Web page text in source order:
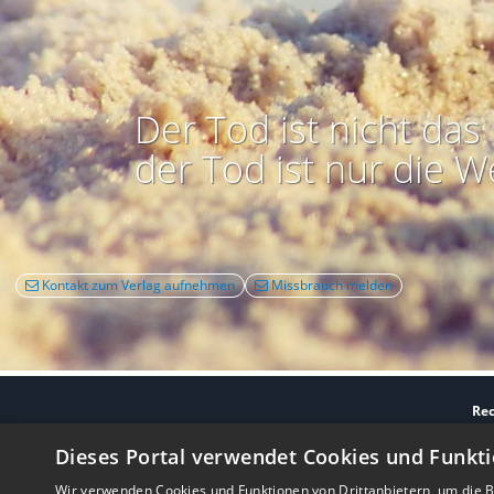
Der Tod ist nicht
der Tod ist nur die
Kontakt zum Verlag aufnehmen Missbrauch melden
Dieses Portal verwendet Cookies und
Wir verwenden Cookies und Funktionen von Drittanbietern, um